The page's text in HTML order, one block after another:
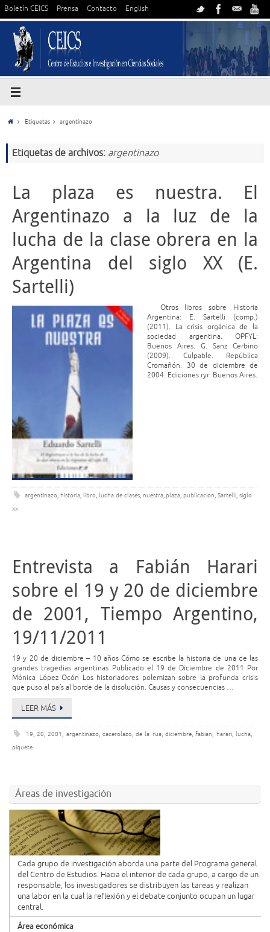
Boletín CEICS Prensa Contacto English
Etiquetas argentinazo
Etiquetas de archivos: argentinazo
La plaza es nuestra. El
Argentinazo a la luz de la
lucha de la clase obrera en la
Argentina del siglo XX (E.
Sartelli)
Otros libros sobre Historia
Argentina: E. Sartelli (comp.)
(2011). La crisis orgánica de la
sociedad argentina. OPFYL:
Buenos Aires. G. Sanz Cerbino
(2009). Culpable. República
Cromañón. 30 de diciembre de
2004. Ediciones ryr: Buenos Aires.
argentinazo, historia, libro, lucha de clases, nuestra, plaza, publicacion,Sartelli,siglo
xx
Entrevista a Fabián Harari
sobre el 19 y 20 de diciembre
de 2001, Tiempo Argentino,
19/11/2011
19 y 20 de diciembre – 10 años Cómo se escribe la historia de una de las
grandes tragedias argentinas Publicado el 19 de Diciembre de 2011 Por
Mónica López Ocón Los historiadores polemizan sobre la profunda crisis
que puso al país al borde de la disolución. Causas y consecuencias …
LEER MÁS
19, 20,2001 , argentinazo, cacerolazo,de la rua,diciembre, fabian, harari,lucha,
piquete
Áreas de investigación
Cada grupo de investigación aborda una parte del Programa general
del Centro de Estudios. Hacia el interior de cada grupo, a cargo de un
responsable, los investigadores se distribuyen las tareas y realizan
una labor en la cual la reflexión y el debate conjunto ocupan un lugar
central.
Área económica